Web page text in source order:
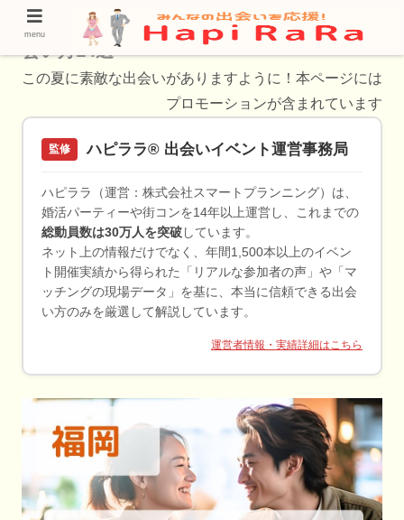
【福岡県】出会いがないひとにおすすめの出
会い方14選
この夏に素敵な出会いがありますように！本ページには
プロモーションが含まれています
監修 ハピララ® 出会いイベント運営事務局
ハピララ（運営：株式会社スマートプランニング）は、
婚活パーティーや街コンを14年以上運営し、これまでの
総動員数は30万人を突破 しています。
ネット上の情報だけでなく、年間1,500本以上のイベン
ト開催実績から得られた「リアルな参加者の声」や「マ
ッチングの現場データ」を基に、本当に信頼できる出会
い方のみを厳選して解説しています。
運営者情報・実績詳細はこちら
menu